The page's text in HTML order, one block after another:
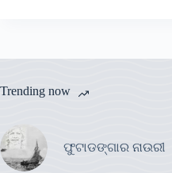
Trending now
ଫୁଟାଡଙ୍ଗାର ନାଉରୀ